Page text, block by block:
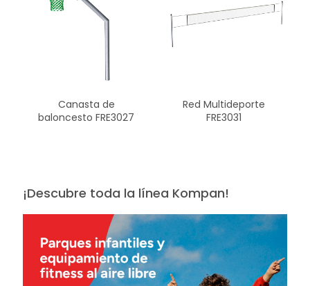
Canasta de
baloncesto FRE3027
Red Multideporte
FRE3031
¡Descubre toda la línea Kompan!